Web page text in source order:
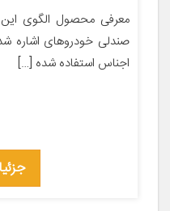
معرفی محصول الگوی
صندلی خودروهای اشاره
اجناس استفاده شده […]